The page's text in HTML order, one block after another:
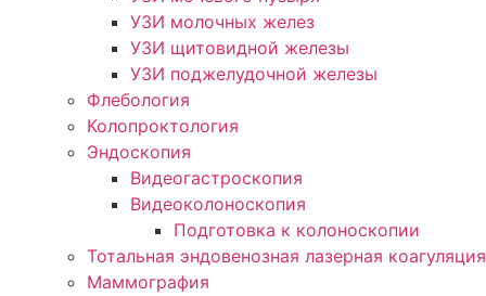
УЗИ молочных желез
УЗИ щитовидной железы
УЗИ поджелудочной железы
Флебология
Колопроктология
Эндоскопия
Видеогастроскопия
Видеоколоноскопия
Подготовка к колоноскопии
Тотальная эндовенозная лазерная коагуляция
Маммография